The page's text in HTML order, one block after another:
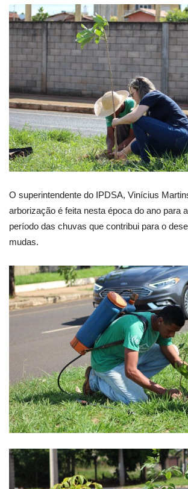
O superintendente do IPDSA, Vinícius
arborização é feita nesta época do ano para
período das chuvas que contribui para o
mudas.